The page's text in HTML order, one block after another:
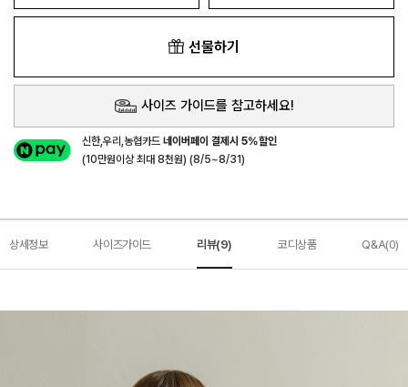
선물하기
사이즈 가이드를 참고하세요!
신한,우리,농협카드네이버페이 결제시 5%할인
(10만원이상 최대 8천원) (8/5~8/31)
상세정보 사이즈가이드 리뷰(9) 코디상품 Q&A(0)